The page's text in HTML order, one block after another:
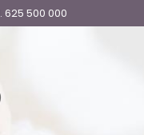
625 500 000